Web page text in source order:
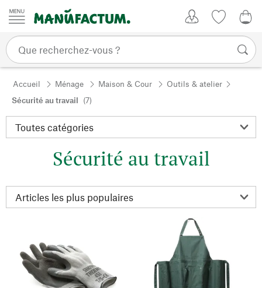
Passer au contenu
Accueil Ménage Maison & Cour
Outils & atelier
Sécurité au travail (7)
Sécurité au travail